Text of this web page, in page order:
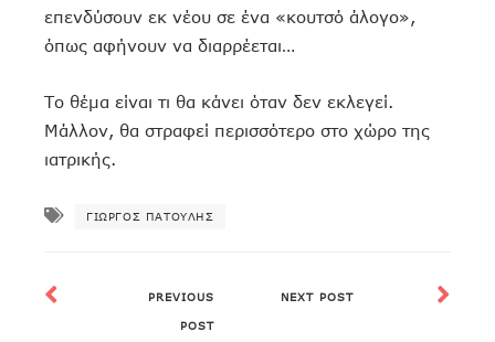
επενδύσουν εκ νέου σε ένα «κουτσό άλογο»,
όπως αφήνουν να διαρρέεται…
Το θέμα είναι τι θα κάνει όταν δεν εκλεγεί.
Μάλλον, θα στραφεί περισσότερο στο χώρο της
ιατρικής.
ΓΙΏΡΓΟΣ ΠΑΤΟΎΛΗΣ
PREVIOUS
POST
NEXT POST